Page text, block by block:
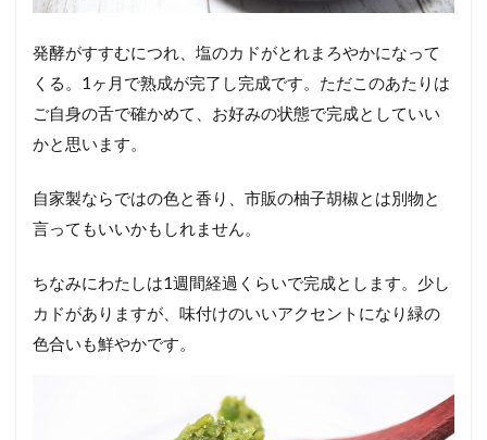
発酵がすすむにつれ、塩のカドがとれまろやかになって
くる。1ヶ月で熟成が完了し完成です。ただこのあたりは
ご自身の舌で確かめて、お好みの状態で完成としていい
かと思います。
自家製ならではの色と香り、市販の柚子胡椒とは別物と
言ってもいいかもしれません。
ちなみにわたしは1週間経過くらいで完成とします。少し
カドがありますが、味付けのいいアクセントになり緑の
色合いも鮮やかです。